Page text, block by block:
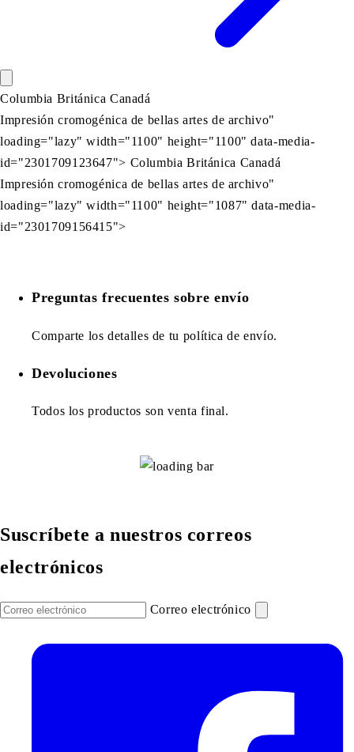
Columbia Británica Canadá
Impresión cromogénica de bellas artes de archivo"
loading="lazy" width="1100" height="1100" data-media-
id="2301709123647"> Columbia Británica Canadá
Impresión cromogénica de bellas artes de archivo"
loading="lazy" width="1100" height="1087" data-media-
id="2301709156415">
Preguntas frecuentes sobre envío
Comparte los detalles de tu política de envío.
Devoluciones
Todos los productos son venta final.
Suscríbete a nuestros correos
electrónicos
Correo electrónico